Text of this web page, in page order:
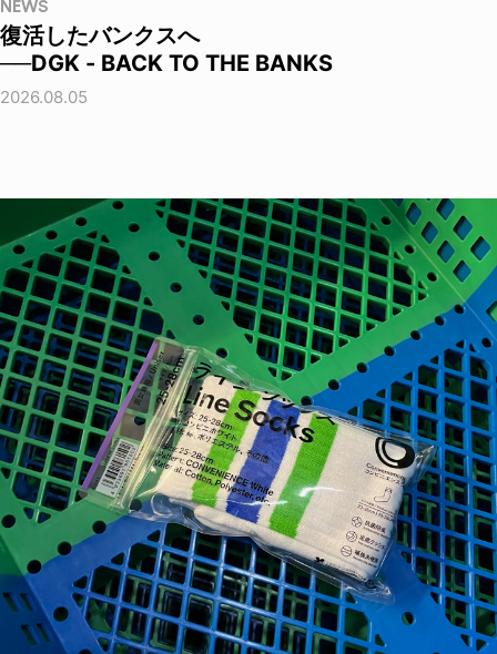
NEWS
復活したバンクスへ
──DGK - BACK TO THE BANKS
2026.08.05